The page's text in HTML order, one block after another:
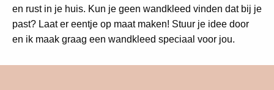
en rust in je huis. Kun je geen wandkleed vinden dat bij je
past? Laat er eentje op maat maken! Stuur je idee door
en ik maak graag een wandkleed speciaal voor jou.